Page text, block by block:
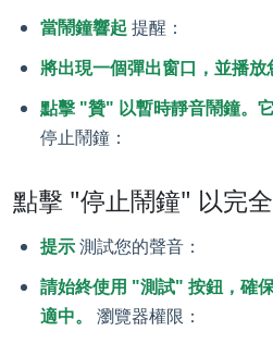
當鬧鐘響起 提醒：
將出現一個彈出窗口，並播放
點擊 "贊" 以暫時靜音鬧鐘。
停止鬧鐘：
點擊 "停止鬧鐘" 以完全
提示測試您的聲音：
請始終使用 "測試" 按鈕，確
適中。
瀏覽器權限：